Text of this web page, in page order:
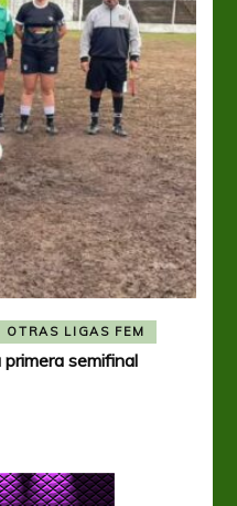
OTRAS LIGAS FEM
semifinal